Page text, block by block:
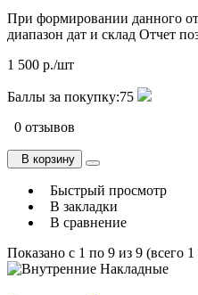
При формировании данного
диапазон дат и склад Отчет
1 500 р./шт
Баллы за покупку:75
0 отзывов
В корзину
Быстрый просмотр
В закладки
В сравнение
Показано с 1 по 9 из 9 (всего